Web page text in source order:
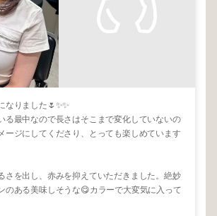
なりました🌷✨✨
る最中なので長さはそこまで変化していないの
ージにしてくださり、とっても楽しめています
さを出し、赤みを抑えていただきました。絶妙
のある美味しそうな😋カラーで大変気に入って